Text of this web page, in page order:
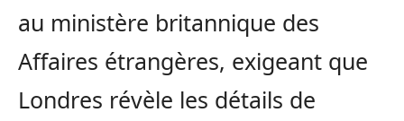
au ministère britannique des
Affaires étrangères, exigeant que
Londres révèle les détails de